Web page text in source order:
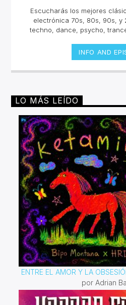
Escucharás los mejores
electrónica 70s, 80s, 90s, y
techno, dance, psycho,
y sets inolvidables. La
sonora escuchala en
INFO AND
LO MÁS LEÍDO
ENTRE EL AMOR Y LA
por Adrian